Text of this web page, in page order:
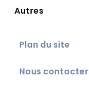
Autres
Plan du site
Nous contacter